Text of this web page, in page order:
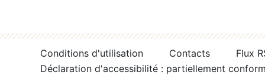
Conditions d'utilisation Contacts
Flux
Déclaration d'accessibilité : partiellement